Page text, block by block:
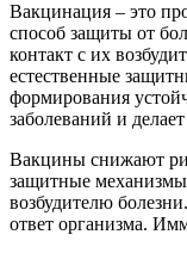
Вакцинация – это
способ защиты от
контакт с их
естественные
формирования
заболеваний и
Вакцины снижают
защитные
возбудителю
ответ организма.